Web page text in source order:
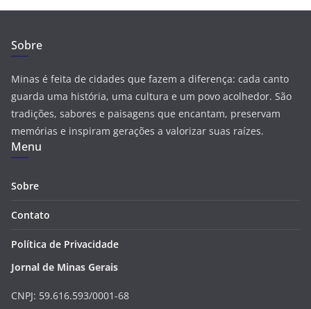
Sobre
Minas é feita de cidades que fazem a diferença: cada canto
guarda uma história, uma cultura e um povo acolhedor. São
tradições, sabores e paisagens que encantam, preservam
memórias e inspiram gerações a valorizar suas raízes.
Menu
Sobre
Contato
Política de Privacidade
Jornal de Minas Gerais
CNPJ: 59.616.593/0001-68